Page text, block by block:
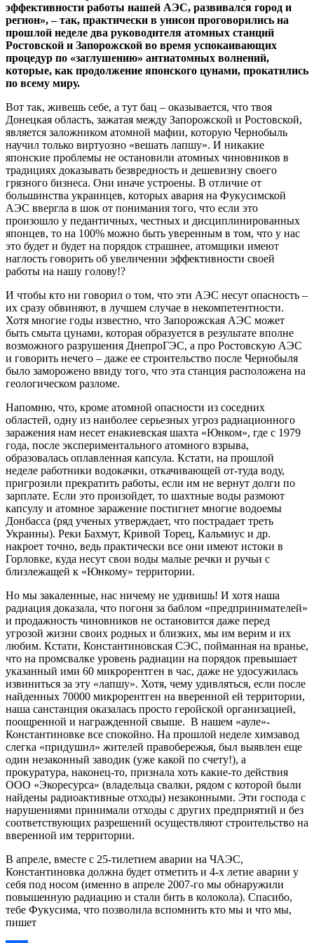
эффективности работы нашей АЭС, развивался город и
регион», – так, практически в унисон проговорились на
прошлой неделе два руководителя атомных станций
Ростовской и Запорожской во время успокаивающих
процедур по «заглушению» антиатомных волнений,
которые, как продолжение японского цунами, прокатились
по всему миру.
Вот так, живешь себе, а тут бац – оказывается, что твоя
Донецкая область, зажатая между Запорожской и Ростовской,
является заложником атомной мафии, которую Чернобыль
научил только виртуозно «вешать лапшу». И никакие
японские проблемы не остановили атомных чиновников в
традициях доказывать безвредность и дешевизну своего
грязного бизнеса. Они иначе устроены. В отличие от
большинства украинцев, которых авария на Фукусимской
АЭС ввергла в шок от понимания того, что если это
произошло у педантичных, честных и дисциплинированных
японцев, то на 100% можно быть уверенным в том, что у нас
это будет и будет на порядок страшнее, атомщики имеют
наглость говорить об увеличении эффективности своей
работы на нашу голову!?
И чтобы кто ни говорил о том, что эти АЭС несут опасность –
их сразу обвиняют, в лучшем случае в некомпетентности.
Хотя многие годы известно, что Запорожская АЭС может
быть смыта цунами, которая образуется в результате вполне
возможного разрушения ДнепроГЭС, а про Ростовскую АЭС
и говорить нечего – даже ее строительство после Чернобыля
было заморожено ввиду того, что эта станция расположена на
геологическом разломе.
Напомню, что, кроме атомной опасности из соседних
областей, одну из наиболее серьезных угроз радиационного
заражения нам несет енакиевская шахта «Юнком», где с 1979
года, после экспериментального атомного взрыва,
образовалась оплавленная капсула. Кстати, на прошлой
неделе работники водокачки, откачивающей от-туда воду,
пригрозили прекратить работы, если им не вернут долги по
зарплате. Если это произойдет, то шахтные воды размоют
капсулу и атомное заражение постигнет многие водоемы
Донбасса (ряд ученых утверждает, что пострадает треть
Украины). Реки Бахмут, Кривой Торец, Кальмиус и др.
накроет точно, ведь практически все они имеют истоки в
Горловке, куда несут свои воды малые речки и ручьи с
близлежащей к «Юнкому» территории.
Но мы закаленные, нас ничему не удивишь! И хотя наша
радиация доказала, что погоня за баблом «предпринимателей»
и продажность чиновников не остановится даже перед
угрозой жизни своих родных и близких, мы им верим и их
любим. Кстати, Константиновская СЭС, пойманная на вранье,
что на промсвалке уровень радиации на порядок превышает
указанный ими 60 микрорентген в час, даже не удосужилась
извиниться за эту «лапшу». Хотя, чему удивляться, если после
найденных 70000 микрорентген на вверенной ей территории,
наша санстанция оказалась просто геройской организацией,
поощренной и награжденной свыше. В нашем «ауле»-
Константиновке все спокойно. На прошлой неделе химзавод
слегка «придушил» жителей правобережья, был выявлен еще
один незаконный заводик (уже какой по счету!), а
прокуратура, наконец-то, признала хоть какие-то действия
ООО «Экоресурса» (владельца свалки, рядом с которой были
найдены радиоактивные отходы) незаконными. Эти господа с
нарушениями принимали отходы с других предприятий и без
соответствующих разрешений осуществляют строительство на
вверенной им территории.
В апреле, вместе с 25-тилетием аварии на ЧАЭС,
Константиновка должна будет отметить и 4-х летие аварии у
себя под носом (именно в апреле 2007-го мы обнаружили
повышенную радиацию и стали бить в колокола). Спасибо,
тебе Фукусима, что позволила вспомнить кто мы и что мы,
пишет